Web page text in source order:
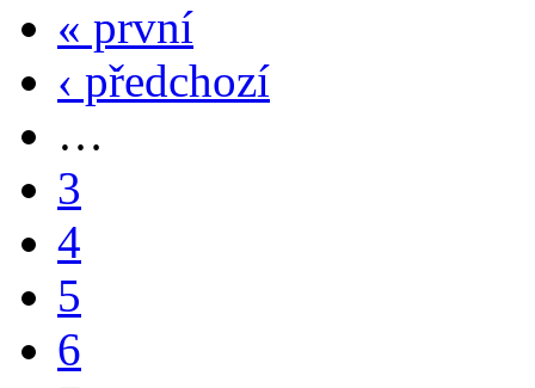
« první
‹ předchozí
…
3
4
5
6